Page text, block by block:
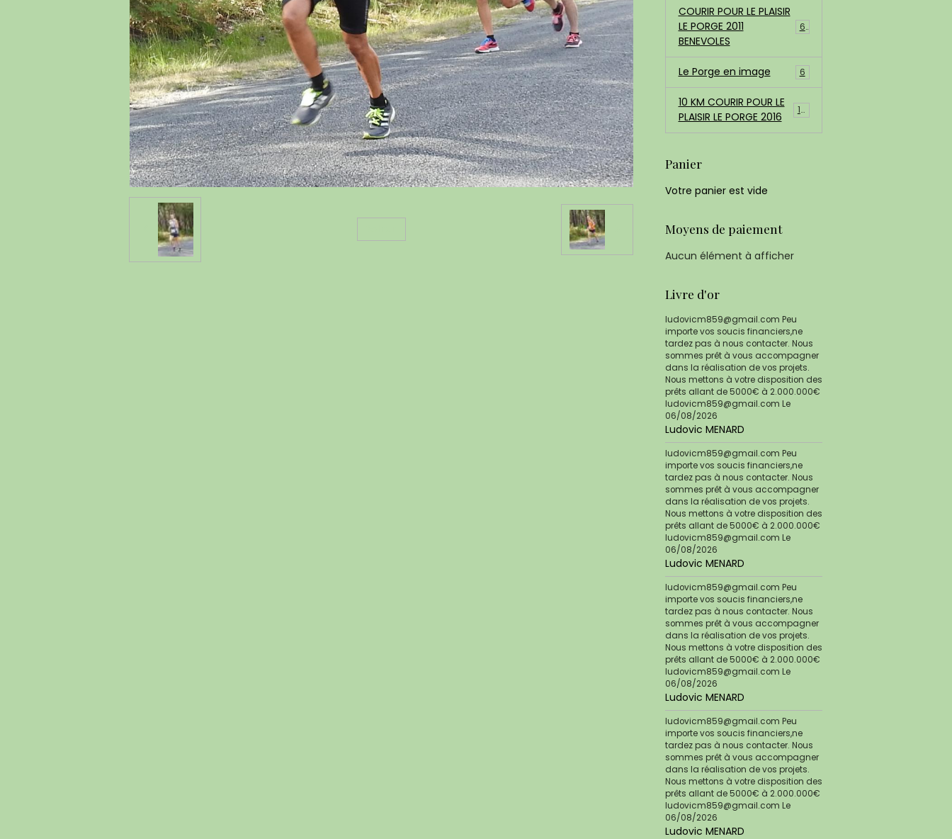
COURIR POUR LE PLAISIR
LE PORGE 2011
BENEVOLES
68
Le Porge en image 6
10 KM COURIR POUR LE
PLAISIR LE PORGE 2016
183
Panier
Votre panier est vide
Moyens de paiement
Aucun élément à afficher
Livre d'or
ludovicm859@gmail.com Peu
importe vos soucis financiers,ne
tardez pas à nous contacter. Nous
sommes prêt à vous accompagner
dans la réalisation de vos projets.
Nous mettons à votre disposition des
prêts allant de 5000€ à 2.000.000€
ludovicm859@gmail.com Le
06/08/2026
Ludovic MENARD
ludovicm859@gmail.com Peu
importe vos soucis financiers,ne
tardez pas à nous contacter. Nous
sommes prêt à vous accompagner
dans la réalisation de vos projets.
Nous mettons à votre disposition des
prêts allant de 5000€ à 2.000.000€
ludovicm859@gmail.com Le
06/08/2026
Ludovic MENARD
ludovicm859@gmail.com Peu
importe vos soucis financiers,ne
tardez pas à nous contacter. Nous
sommes prêt à vous accompagner
dans la réalisation de vos projets.
Nous mettons à votre disposition des
prêts allant de 5000€ à 2.000.000€
ludovicm859@gmail.com Le
06/08/2026
Ludovic MENARD
ludovicm859@gmail.com Peu
importe vos soucis financiers,ne
tardez pas à nous contacter. Nous
sommes prêt à vous accompagner
dans la réalisation de vos projets.
Nous mettons à votre disposition des
prêts allant de 5000€ à 2.000.000€
ludovicm859@gmail.com Le
06/08/2026
Ludovic MENARD